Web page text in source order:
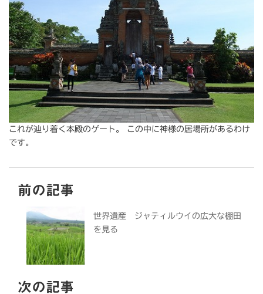
これが辿り着く本殿のゲート。 この中に神様の居場所があるわけ
です。
前の記事
世界遺産 ジャティルウイの広大な棚田
を見る
次の記事